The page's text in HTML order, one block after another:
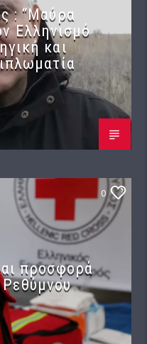
: “Μαύρα
Ελληνισμό
και
0
προσφορά